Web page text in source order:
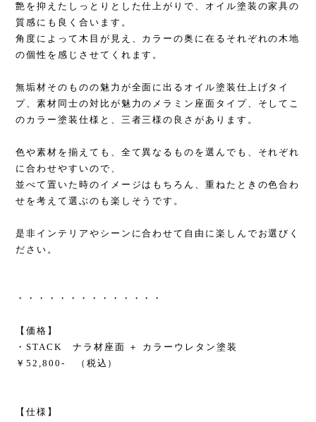
艶を抑えたしっとりとした仕上がりで、オイル塗装の家具の
質感にも良く合います。
角度によって木目が見え、カラーの奥に在るそれぞれの木地
の個性を感じさせてくれます。
無垢材そのものの魅力が全面に出るオイル塗装仕上げタイ
プ、素材同士の対比が魅力のメラミン座面タイプ、そしてこ
のカラー塗装仕様と、三者三様の良さがあります。
色や素材を揃えても、全て異なるものを選んでも、それぞれ
に合わせやすいので、
並べて置いた時のイメージはもちろん、重ねたときの色合わ
せを考えて選ぶのも楽しそうです。
是非インテリアやシーンに合わせて自由に楽しんでお選びく
ださい。
・・・・・・・・・・・・・・
【価格】
・STACK ナラ材座面 ＋ カラーウレタン塗装
￥52,800- （税込）
【仕様】